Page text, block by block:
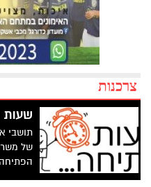
צרכנות
שעות
תושבי
של